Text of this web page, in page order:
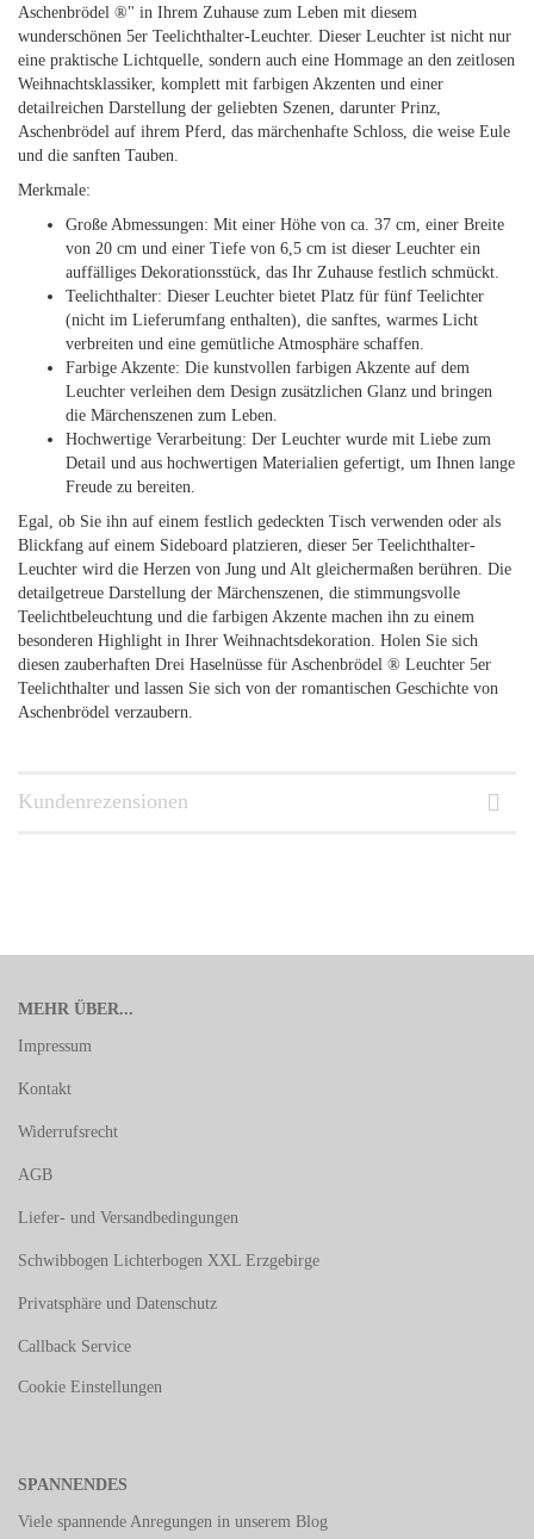
Aschenbrödel ®" in Ihrem Zuhause zum Leben mit diesem
wunderschönen 5er Teelichthalter-Leuchter. Dieser Leuchter ist nicht nur
eine praktische Lichtquelle, sondern auch eine Hommage an den zeitlosen
Weihnachtsklassiker, komplett mit farbigen Akzenten und einer
detailreichen Darstellung der geliebten Szenen, darunter Prinz,
Aschenbrödel auf ihrem Pferd, das märchenhafte Schloss, die weise Eule
und die sanften Tauben.
Merkmale:
Große Abmessungen: Mit einer Höhe von ca. 37 cm, einer Breite
von 20 cm und einer Tiefe von 6,5 cm ist dieser Leuchter ein
auffälliges Dekorationsstück, das Ihr Zuhause festlich schmückt.
Teelichthalter: Dieser Leuchter bietet Platz für fünf Teelichter
(nicht im Lieferumfang enthalten), die sanftes, warmes Licht
verbreiten und eine gemütliche Atmosphäre schaffen.
Farbige Akzente: Die kunstvollen farbigen Akzente auf dem
Leuchter verleihen dem Design zusätzlichen Glanz und bringen
die Märchenszenen zum Leben.
Hochwertige Verarbeitung: Der Leuchter wurde mit Liebe zum
Detail und aus hochwertigen Materialien gefertigt, um Ihnen lange
Freude zu bereiten.
Egal, ob Sie ihn auf einem festlich gedeckten Tisch verwenden oder als
Blickfang auf einem Sideboard platzieren, dieser 5er Teelichthalter-
Leuchter wird die Herzen von Jung und Alt gleichermaßen berühren. Die
detailgetreue Darstellung der Märchenszenen, die stimmungsvolle
Teelichtbeleuchtung und die farbigen Akzente machen ihn zu einem
besonderen Highlight in Ihrer Weihnachtsdekoration. Holen Sie sich
diesen zauberhaften Drei Haselnüsse für Aschenbrödel ® Leuchter 5er
Teelichthalter und lassen Sie sich von der romantischen Geschichte von
Aschenbrödel verzaubern.
Kundenrezensionen
MEHR ÜBER...
Impressum
Kontakt
Widerrufsrecht
AGB
Liefer- und Versandbedingungen
Schwibbogen Lichterbogen XXL Erzgebirge
Privatsphäre und Datenschutz
Callback Service
Cookie Einstellungen
SPANNENDES
Viele spannende Anregungen in unserem Blog